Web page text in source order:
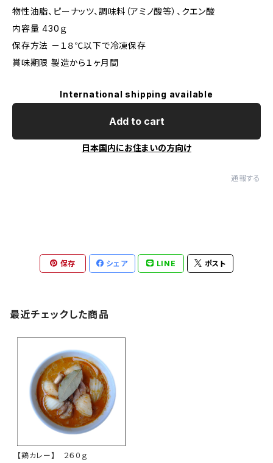
物性油脂、ピーナッツ、調味料（アミノ酸等）、クエン酸
内容量 430ｇ
保存方法 －１８℃以下で冷凍保存
賞味期限 製造から１ヶ月間
International shipping available
Add to cart
日本国内にお住まいの方向け
通報する
保存 シェア LINE ポスト
最近チェックした商品
【鶏カレー】 ２６０ｇ